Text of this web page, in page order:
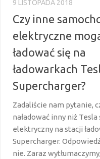
9 LISTOPADA 2018
Czy inne
elektryczne
ładować się na
ładowarkach
Supercharger?
Zadaliście nam pytanie,
naładować inny niż
elektryczny na stacji
Supercharger.
nie. Zaraz